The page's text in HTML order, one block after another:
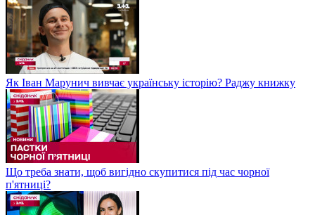
Як Іван Марунич вивчає українську історію? Раджу книжку
Що треба знати, щоб вигідно скупитися під час чорної
п'ятниці?